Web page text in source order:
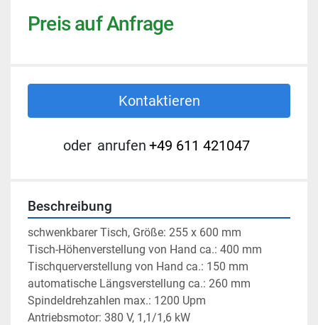
Preis auf Anfrage
Kontaktieren
oder anrufen +49 611 421047
Beschreibung
schwenkbarer Tisch, Größe: 255 x 600 mm
Tisch-Höhenverstellung von Hand ca.: 400 mm
Tischquerverstellung von Hand ca.: 150 mm
automatische Längsverstellung ca.: 260 mm
Spindeldrehzahlen max.: 1200 Upm
Antriebsmotor: 380 V, 1,1/1,6 kW